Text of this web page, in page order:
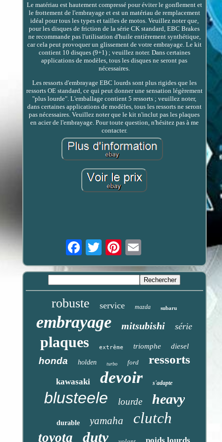
Le matériau est hautement compressé pour éviter le gonflement et
le frottement de l'embrayage et est un matériau de remplacement
idéal pour tous les types et tailles de motos. Veuillez noter que,
pour les disques de friction de la série CK standard, EBC Brakes
ne recommande pas l'utilisation d'huile entièrement synthétique,
car cela peut provoquer un glissement de votre embrayage. Le kit
contient 10 disques (9+1) ; veuillez noter. Dans certaines
applications de modèles, tous les disques ne seront pas
nécessaires.
Les ressorts d'embrayage EBC lourds sont plus rigides que les
ressorts OE standard, ce qui peut donner une sensation légèrement
"plus lourde". L'emballage contient 5 ressorts ; veuillez noter,
dans certaines applications de modèles, tous les ressorts ne seront
pas nécessaires. Veuillez noter que le kit n'inclut pas les plaques
en acier de l'embrayage. Pour toute question, n'hésitez pas à me
contacter.
Email
robuste service mazda subaru
embrayage mitsubishi série
plaques extrême triomphe diesel
honda holden turbo ford ressorts
kawasaki devoir s'adapte
blusteele lourde heavy
durable yamaha clutch
toyota duty